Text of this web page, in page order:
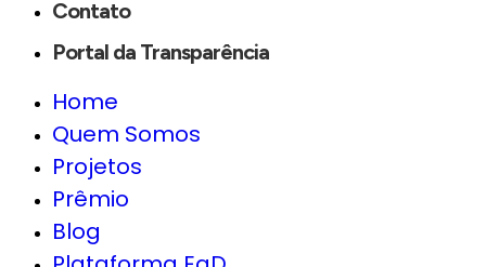
Contato
Portal da Transparência
Home
Quem Somos
Projetos
Prêmio
Blog